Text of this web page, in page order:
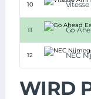
10
11 Go
12 NEC
WIRD